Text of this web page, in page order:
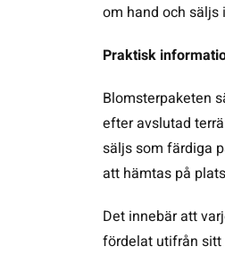
om hand och säljs
Praktisk
Blomsterpaketen
efter avslutad
säljs som färdiga
att hämtas på
Det innebär att
fördelat utifrån sitt